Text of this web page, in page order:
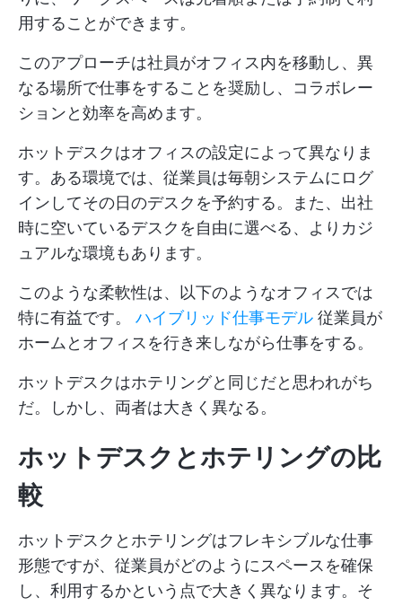
用することができます。
このアプローチは社員がオフィス内を移動し、異
なる場所で仕事をすることを奨励し、コラボレー
ションと効率を高めます。
ホットデスクはオフィスの設定によって異なりま
す。ある環境では、従業員は毎朝システムにログ
インしてその日のデスクを予約する。また、出社
時に空いているデスクを自由に選べる、よりカジ
ュアルな環境もあります。
このような柔軟性は、以下のようなオフィスでは
特に有益です。 ハイブリッド仕事モデル 従業員が
ホームとオフィスを行き来しながら仕事をする。
ホットデスクはホテリングと同じだと思われがち
だ。しかし、両者は大きく異なる。
ホットデスクとホテリングの比
較
ホットデスクとホテリングはフレキシブルな仕事
形態ですが、従業員がどのようにスペースを確保
し、利用するかという点で大きく異なります。そ